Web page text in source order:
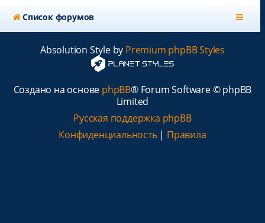
Список форумов
Absolution Style by Premium phpBB Styles
Создано на основе phpBB® Forum Software © phpBB
Limited
Русская поддержка phpBB
Конфиденциальность| Правила